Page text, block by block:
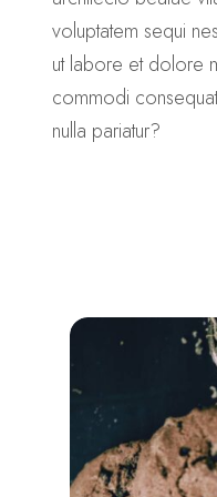
voluptatem sequi
ut labore et dolore
commodi
nulla pariatur?